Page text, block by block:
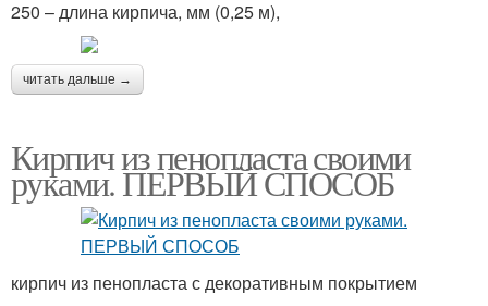
250 – длина кирпича, мм (0,25 м),
читать дальше →
Кирпич из пенопласта своими
руками. ПЕРВЫЙ СПОСОБ
кирпич из пенопласта с декоративным покрытием